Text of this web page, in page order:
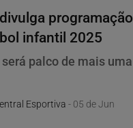
infantil 2025
palco de mais
Esportiva - 05 de Jun